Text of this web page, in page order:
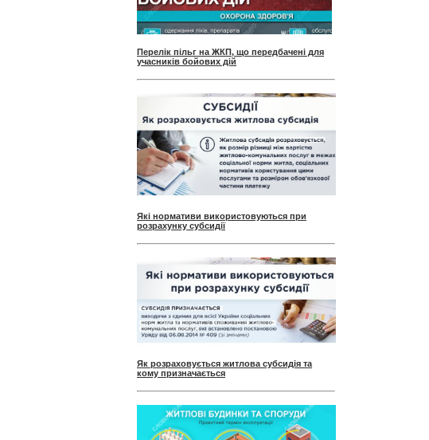
Перелік пільг на ЖКП, що передбачені для
учасників бойових дій
Які нормативи використовуються при
розрахунку субсидії
Як розраховується житлова субсидія та
кому призначається